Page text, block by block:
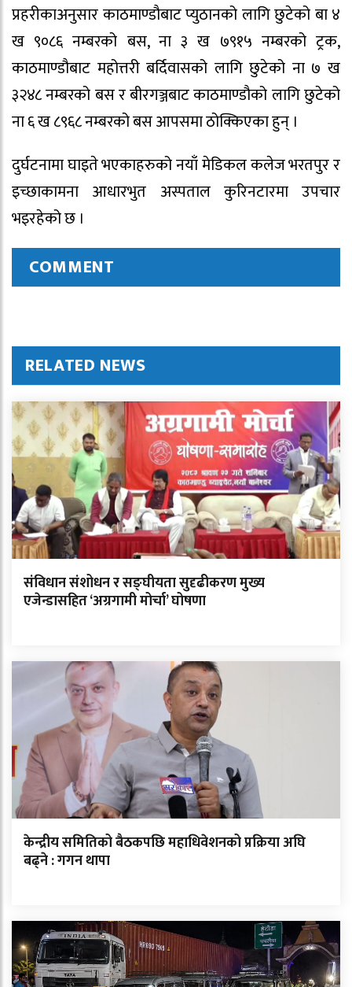
प्रहरीकाअनुसार काठमाण्डौबाट प्युठानको लागि छुटेको बा ४
ख ९०८६ नम्बरको बस, ना ३ ख ७९१५ नम्बरको ट्रक,
काठमाण्डौबाट महोत्तरी बर्दिवासको लागि छुटेको ना ७ ख
३२४८ नम्बरको बस र बीरगञ्जबाट काठमाण्डौको लागि छुटेको
ना ६ ख ८९६८ नम्बरको बस आपसमा ठोक्किएका हुन् ।
दुर्घटनामा घाइते भएकाहरुको नयाँ मेडिकल कलेज भरतपुर र
इच्छाकामना आधारभुत अस्पताल कुरिनटारमा उपचार
भइरहेको छ ।
COMMENT
RELATED NEWS
संविधान संशोधन र सङ्घीयता सुदृढीकरण मुख्य
एजेन्डासहित ‘अग्रगामी मोर्चा’ घोषणा
केन्द्रीय समितिको बैठकपछि महाधिवेशनको प्रक्रिया अघि
बढ्ने : गगन थापा